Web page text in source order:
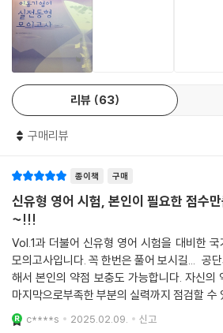
리뷰 63
종이책 구매
신유형 영어 시험, 본인이 필요한 점수만
~!!!
Vol.1과 더불어 신유형 영어 시험을 대비한
모의고사입니다. 꼭 한번은 풀어 보시길... 공
해서 본인의 약점 보충도 가능합니다. 자신의
마지막으로부족한 부분의 실력까지 점검할 수
을 보층하여 여러번 문제를 풀면서 시험 당일